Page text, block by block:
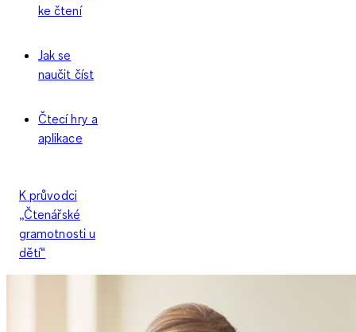
ke čtení
Jak se
naučit číst
Čtecí hry a
aplikace
K průvodci
„Čtenářské
gramotnosti u
dětí“